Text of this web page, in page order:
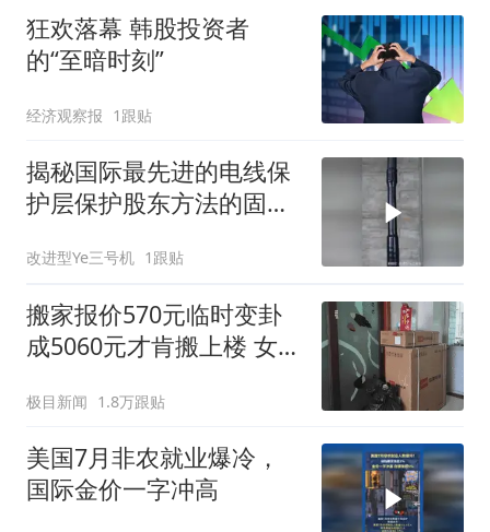
狂欢落幕 韩股投资者
的“至暗时刻”
经济观察报 1跟贴
揭秘国际最先进的电线保
护层保护股东方法的固定
改进型Ye三号机 1跟贴
搬家报价570元临时变卦
成5060元才肯搬上楼 女子
极目新闻 1.8万跟贴
美国7月非农就业爆冷，
国际金价一字冲高